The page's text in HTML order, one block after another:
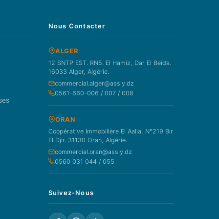
Nous Contacter
ALGER
12 SNTP EST. RN5. El Hamiz, Dar El Beida.
16033 Alger, Algérie.
commercial.alger@assly.dz
0561-660-006 / 007 / 008
ORAN
Coopérative Immobilière El Aalia, N°219 Bir
El Djir. 31130 Oran, Algérie.
commercial.oran@assly.dz
0560 031 044 / 055
Suivez-Nous